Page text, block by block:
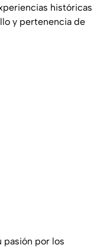
históricas
y pertenencia de
pasión por los